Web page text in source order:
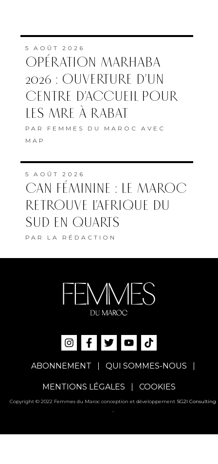
5 AOÛT 2026
OPÉRATION MARHABA
2026 : OUVERTURE D’UN
CENTRE D’ACCUEIL POUR
LES MRE À RABAT
PAR FEMMES DU MAROC AVEC
MAP
5 AOÛT 2026
CAN FÉMININE : LE MAROC
RETROUVE L’AFRIQUE DU
SUD EN QUARTS
PAR LA RÉDACTION
ABONNEMENT QUI SOMMES-NOUS
MENTIONS LÉGALES COOKIES
Copyright © 2022 Femmes du Maroc conception et développement SG2I Consulting